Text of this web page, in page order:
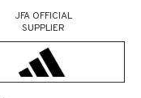
JFA OFFICIAL
SUPPLIER